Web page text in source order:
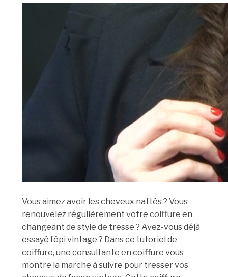
Vous aimez avoir les cheveux nattés ? Vous
renouvelez régulièrement votre coiffure en
changeant de style de tresse ? Avez-vous déjà
essayé l’épi vintage ? Dans ce tutoriel de
coiffure, une consultante en coiffure vous
montre la marche à suivre pour tresser vos